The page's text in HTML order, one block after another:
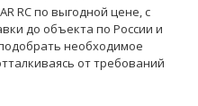
RC по выгодной цене, с
до объекта по России и
необходимое
от требований